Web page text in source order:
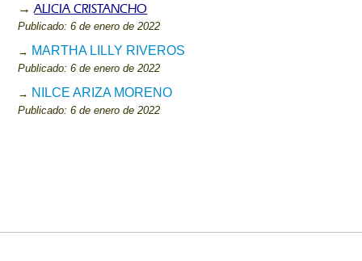
→ALICIA CRISTANCHO
Publicado: 6 de enero de 2022
→ MARTHA LILLY RIVEROS
Publicado: 6 de enero de 2022
→ NILCE ARIZA MORENO
Publicado: 6 de enero de 2022